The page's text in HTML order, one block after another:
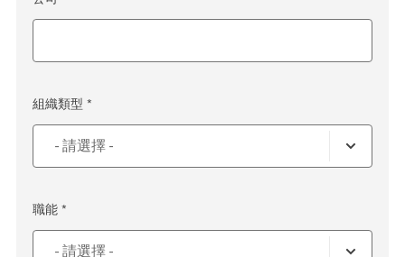
組織類型 *
職能 *